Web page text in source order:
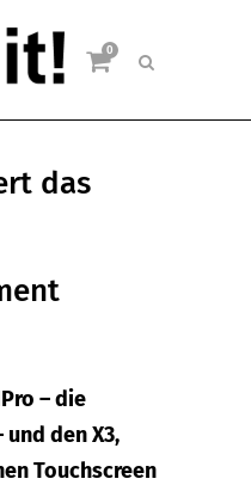
0
das
– die
und den X3,
Touchscreen